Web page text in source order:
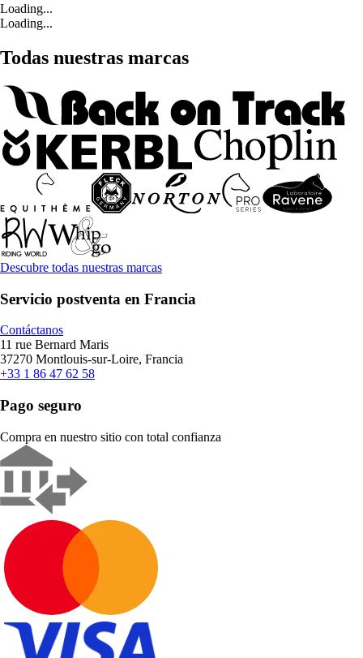
Loading...
Loading...
Todas nuestras marcas
Descubre todas nuestras marcas
Servicio postventa en Francia
Contáctanos
11 rue Bernard Maris
37270 Montlouis-sur-Loire, Francia
+33 1 86 47 62 58
Pago seguro
Compra en nuestro sitio con total confianza